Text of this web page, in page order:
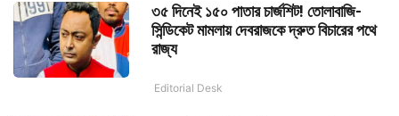
৩৫ দিনেই ১৫০ পাতার চার্জশিট! তোলাবাজি-
সিন্ডিকেট মামলায় দেবরাজকে দ্রুত বিচারের পথে
রাজ্য
Editorial Desk